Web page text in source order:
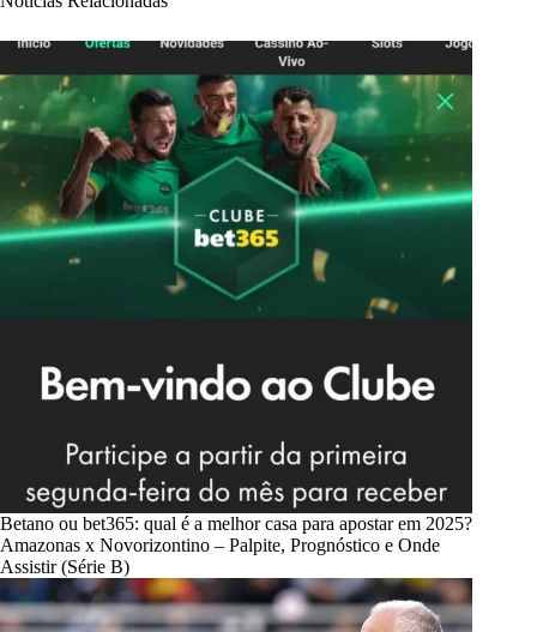
Betano ou bet365: qual é a melhor casa para apostar em 2025?
Amazonas x Novorizontino – Palpite, Prognóstico e Onde
Assistir (Série B)